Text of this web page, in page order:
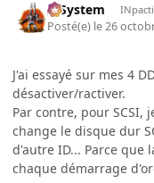
X-System
Posté(e) le 26
J'ai essayé sur mes 4
désactiver/ractiver.
Par contre, pour SCSI,
change le disque dur
d'autre ID... Parce que
chaque démarrage